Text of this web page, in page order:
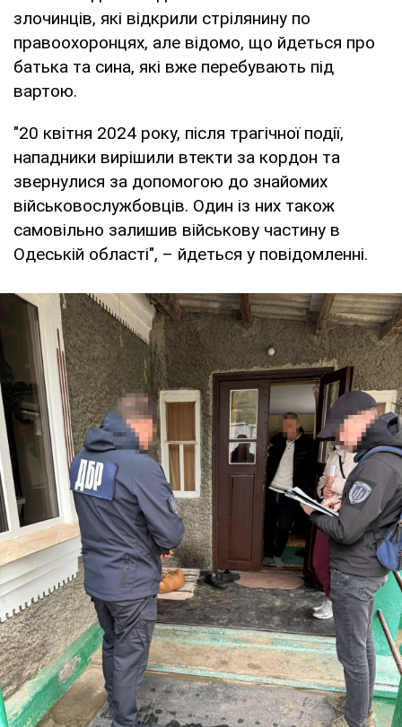
злочинців, які відкрили стрілянину по
правоохоронцях, але відомо, що йдеться про
батька та сина, які вже перебувають під
вартою.
"20 квітня 2024 року, після трагічної події,
нападники вирішили втекти за кордон та
звернулися за допомогою до знайомих
військовослужбовців. Один із них також
самовільно залишив військову частину в
Одеській області", – йдеться у повідомленні.